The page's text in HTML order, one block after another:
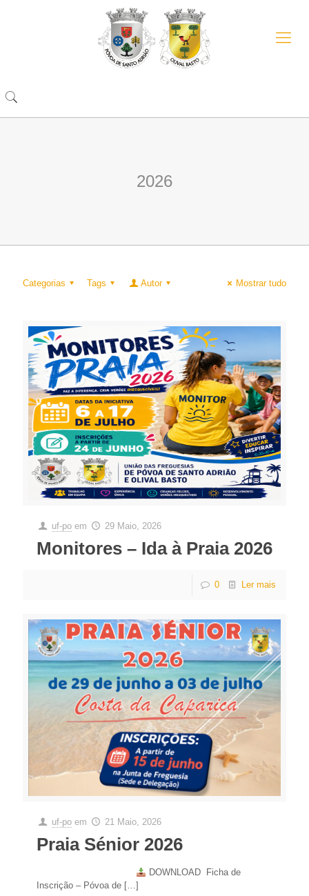
2026
Categorias Tags Autor Mostrar tudo
uf-po em 29 Maio, 2026
Monitores – Ida à Praia 2026
0 Ler mais
uf-po em 21 Maio, 2026
Praia Sénior 2026
DOWNLOAD Ficha de
Inscrição – Póvoa de […]